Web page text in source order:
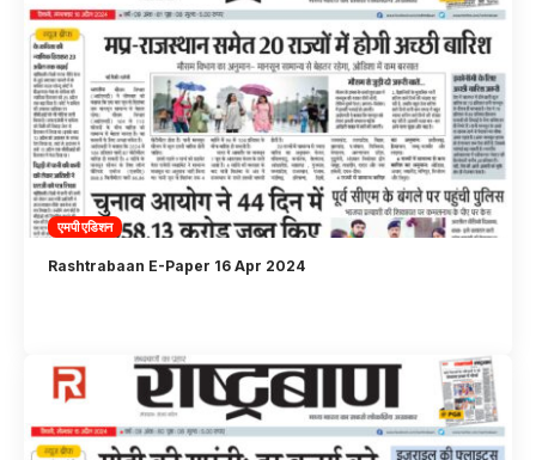
एमपी एडिशन
Rashtrabaan E-Paper 16 Apr 2024